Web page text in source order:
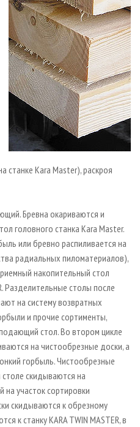
станке Kara Master), раскроя
Бревна окариваются и
головного станка Kara Master.
или бревно распиливается на
радиальных пиломатериалов),
накопительный стол
Разделительные столы после
на систему возвратных
и прочие сортименты,
стол. Во втором цикле
на чистообрезные доски, а
горбыль. Чистообрезные
скидываются на
участок сортировки
скидываются к обрезному
к станку KARA TWIN MASTER, в